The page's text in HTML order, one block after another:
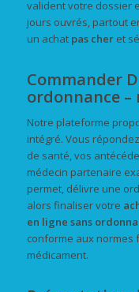
valident votre dossier
jours ouvrés, partout
un achat pas cheret
Commander
ordonnance
Notre plateforme
intégré. Vous
de santé, vos
médecin partenaire
permet, délivre une
alors finaliser votre
en ligne sans
conforme aux normes
médicament.